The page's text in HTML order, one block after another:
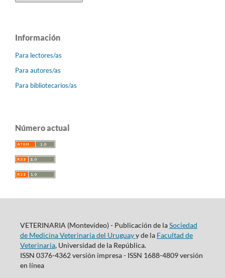
Información
Para lectores/as
Para autores/as
Para bibliotecarios/as
Número actual
VETERINARIA (Montevideo) - Publicación de laSociedad
de Medicina Veterinaria del Uruguayy de la Facultad de
Veterinaria, Universidad de la República.
ISSN 0376-4362 versión impresa - ISSN 1688-4809 versión
en línea